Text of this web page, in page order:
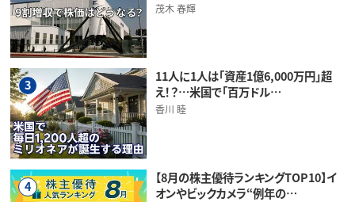
茂木 春輝
3
11人に1人は「資産1億6,000万円」超
え！？…米国で「百万ドル…
香川 睦
4
【8月の株主優待ランキングTOP10】イ
オンやビックカメラ“例年の…